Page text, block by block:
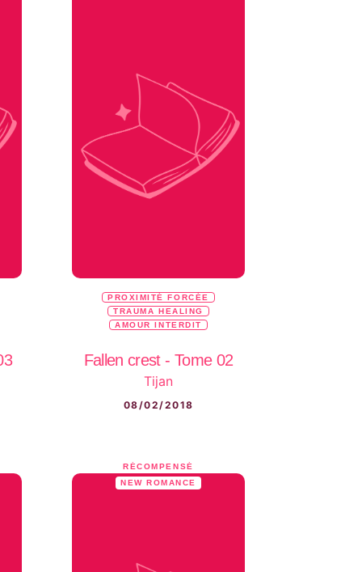
PROXIMITÉ FORCÉE
TRAUMA HEALING
AMOUR INTERDIT
Fallen crest - Tome 02
Tijan
08/02/2018
RÉCOMPENSÉ
NEW ROMANCE